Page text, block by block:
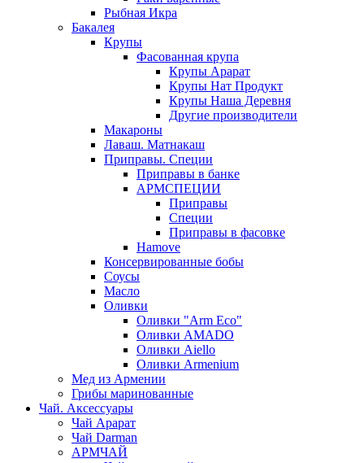
Рыбная Икра
Бакалея
Крупы
Фасованная крупа
Крупы Арарат
Крупы Нат Продукт
Крупы Наша Деревня
Другие производители
Макароны
Лаваш. Матнакаш
Приправы. Специи
Приправы в банке
АРМСПЕЦИИ
Приправы
Специи
Приправы в фасовке
Hamove
Консервированные бобы
Соусы
Масло
Оливки
Оливки "Arm Eco"
Оливки AMADO
Оливки Aiello
Оливки Armenium
Мед из Армении
Грибы маринованные
Чай. Аксессуары
Чай Арарат
Чай Darman
АРМЧАЙ